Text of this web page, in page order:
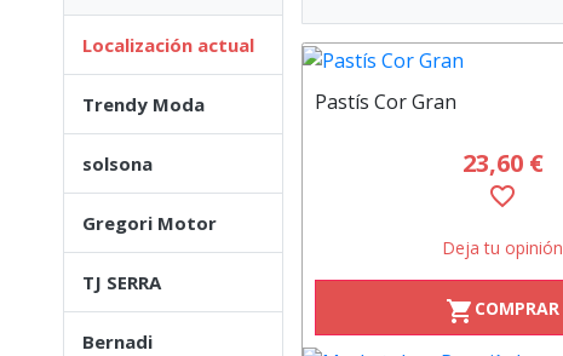
Localización actual
Trendy Moda
solsona
Gregori Motor
TJ SERRA
Bernadi
Pastís Cor Gran
23,60 €
favorite_border
Deja tu opinión
shopping_cart COMPRAR